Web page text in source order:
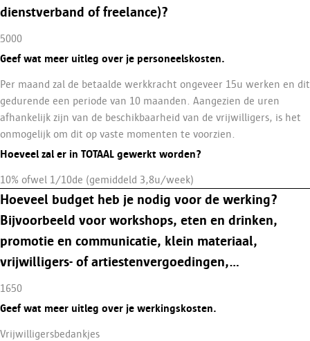
dienstverband of freelance)?
5000
Geef wat meer uitleg over je personeelskosten.
Per maand zal de betaalde werkkracht ongeveer 15u werken en dit
gedurende een periode van 10 maanden. Aangezien de uren
afhankelijk zijn van de beschikbaarheid van de vrijwilligers, is het
onmogelijk om dit op vaste momenten te voorzien.
Hoeveel zal er in TOTAAL gewerkt worden?
10% ofwel 1/10de (gemiddeld 3,8u/week)
Hoeveel budget heb je nodig voor de werking?
Bijvoorbeeld voor workshops, eten en drinken,
promotie en communicatie, klein materiaal,
vrijwilligers- of artiestenvergoedingen,…
1650
Geef wat meer uitleg over je werkingskosten.
Vrijwilligersbedankjes